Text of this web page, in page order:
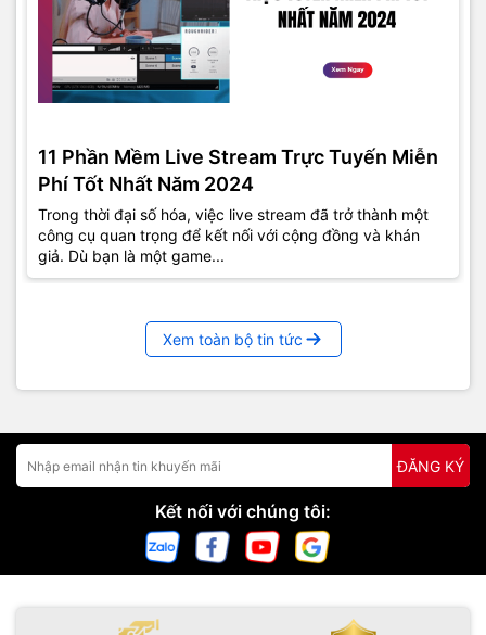
11 Phần Mềm Live Stream Trực Tuyến Miễn
Phí Tốt Nhất Năm 2024
Trong thời đại số hóa, việc live stream đã trở thành một
công cụ quan trọng để kết nối với cộng đồng và khán
giả. Dù bạn là một game...
Xem toàn bộ tin tức
ĐĂNG KÝ
Kết nối với chúng tôi: